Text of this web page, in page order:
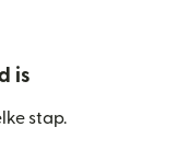
is
stap.